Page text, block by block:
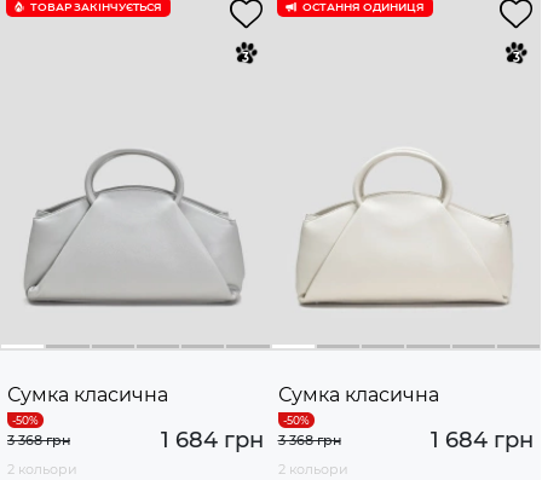
ТОВАР ЗАКІНЧУЄTЬСЯ
Сумка класична
1 684 грн
3 368 грн
2 кольори
ОСТАННЯ ОДИНИЦЯ
Сумка класична
1 684 грн
3 368 грн
2 кольори